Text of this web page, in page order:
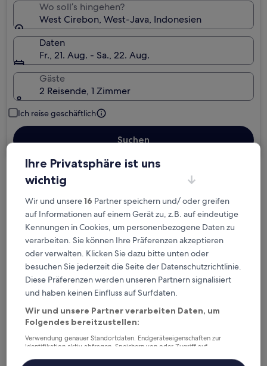
Wo soll’s hingehen?
West Cirebon, West-Java, Indonesien
Daten
Fr., 21. Aug. - Sa., 22. Aug.
Gäste
2 Reisende, 1 Zimmer
Ich reise geschäftlich
Suchen
Kostenlose Stornierung bei
Planänderungen
Verdiene Prämien für jede
wahrgenommene Übernachtung
Mehr sparen mit Preisen für Mitglieder
Überprüfe die Preise für diese Daten
Heute
7. Aug. - 8. Aug.
Morgen
8. Aug. - 9. Aug.
Ihre Privatsphäre ist uns
wichtig
Wir und unsere16 Partner speichern und/ oder greifen
auf Informationen auf einem Gerät zu, z.B. auf eindeutige
Kennungen in Cookies, um personenbezogene Daten zu
verarbeiten. Sie können Ihre Präferenzen akzeptieren
oder verwalten. Klicken Sie dazu bitte unten oder
besuchen Sie jederzeit die Seite der Datenschutzrichtlinie.
Diese Präferenzen werden unseren Partnern signalisiert
und haben keinen Einfluss auf Surfdaten.
Wir und unsere Partner verarbeiten Daten, um
Folgendes bereitzustellen:
Verwendung genauer Standortdaten. Endgeräteeigenschaften zur
Identifikation aktiv abfragen. Speichern von oder Zugriff auf
Inhalte, Messung von Werbeleistung und der Performance von Inhalten,